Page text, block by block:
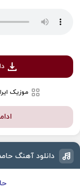
موزیک
دانلود آهنگ